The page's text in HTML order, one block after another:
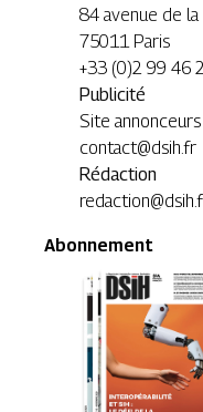
84 avenue de
75011 Paris
+33 (0)2 99 46
Publicité
Site annonceurs
contact@dsih.fr
Rédaction
Abonnement